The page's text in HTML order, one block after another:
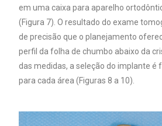
em uma caixa para aparelho
(Figura 7). O resultado do exame
de precisão que o planejamento
perfil da folha de chumbo abaixo da
das medidas, a seleção do implante
para cada área (Figuras 8 a 10).